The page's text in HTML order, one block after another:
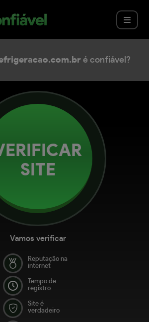
é confiável?
SITE
Vamos verificar
Reputação na
internet
Tempo de
registro
Site é
verdadeiro